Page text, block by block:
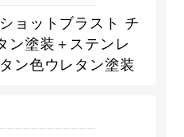
ョットブラスト チ
ン塗装＋ステンレ
ン色ウレタン塗装